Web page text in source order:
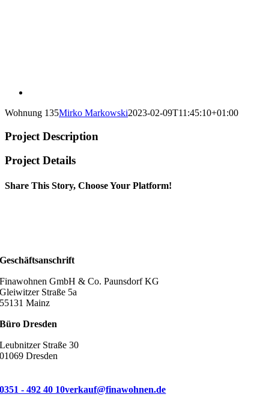
Wohnung 135Mirko Markowski2023-02-09T11:45:10+01:00
Project Description
Project Details
Share This Story, Choose Your Platform!
Geschäftsanschrift
Finawohnen GmbH & Co. Paunsdorf KG
Gleiwitzer Straße 5a
55131 Mainz
Büro Dresden
Leubnitzer Straße 30
01069 Dresden
0351 - 492 40 10verkauf@finawohnen.de